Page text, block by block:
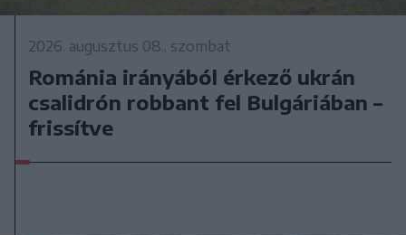
2026. augusztus 08., szombat
Románia irányából érkező ukrán
csalidrón robbant fel Bulgáriában –
frissítve